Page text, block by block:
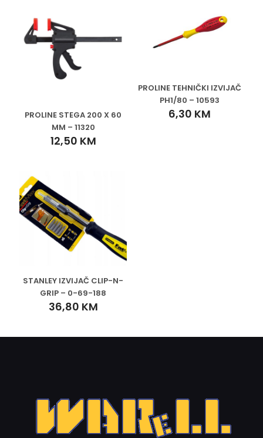
PROLINE STEGA 200 X 60
MM – 11320
12,50 KM
PROLINE TEHNIČKI IZVIJAČ
PH1/80 – 10593
6,30 KM
STANLEY IZVIJAČ CLIP-N-
GRIP – 0-69-188
36,80 KM